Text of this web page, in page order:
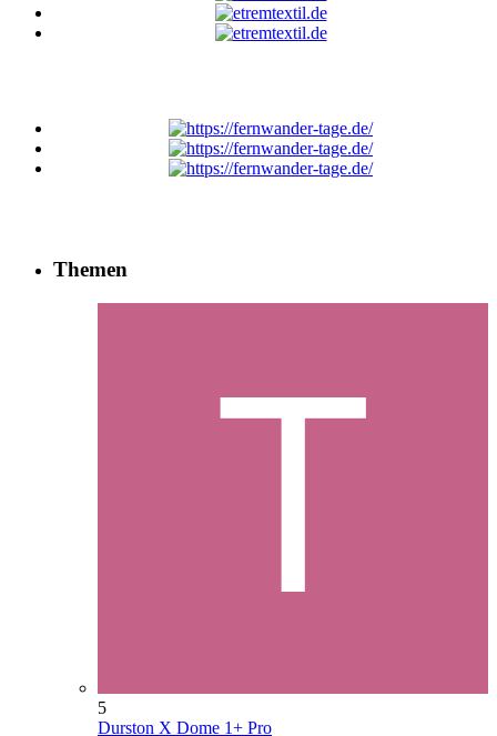
Themen
5
Durston X Dome 1+ Pro